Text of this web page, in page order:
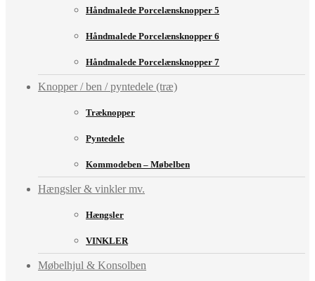
Håndmalede Porcelænsknopper 5
Håndmalede Porcelænsknopper 6
Håndmalede Porcelænsknopper 7
Knopper / ben / pyntedele (træ)
Træknopper
Pyntedele
Kommodeben – Møbelben
Hængsler & vinkler mv.
Hængsler
VINKLER
Møbelhjul & Konsolben